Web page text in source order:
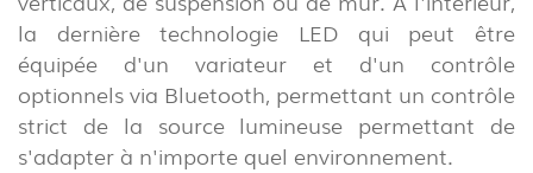
la dernière technologie LED qui peut être
équipée d'un variateur et d'un contrôle
optionnels via Bluetooth, permettant un contrôle
strict de la source lumineuse permettant de
s'adapter à n'importe quel environnement.